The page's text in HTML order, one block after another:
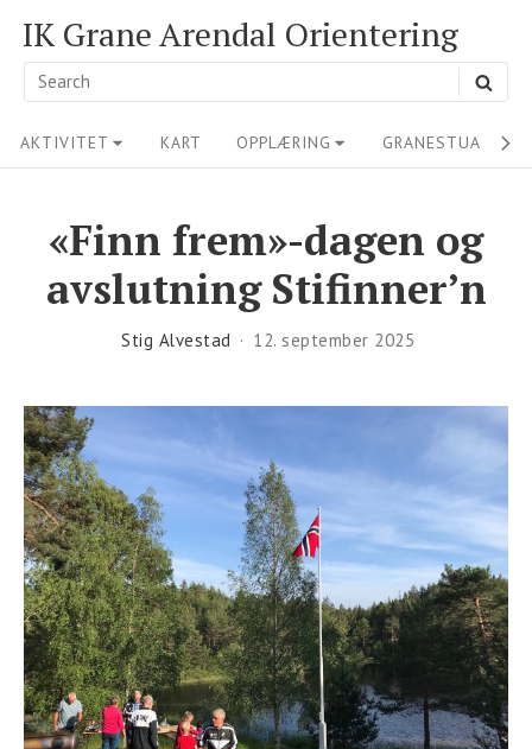
content
IK Grane Arendal Orientering
Search
Site
Navigation
AKTIVITET KART OPPLÆRING GRANESTUA
«Finn frem»-dagen og
avslutning Stifinner’n
Stig Alvestad 12. september 2025